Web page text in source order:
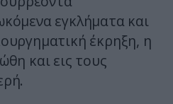
εγκλήματα και
έκρηξη, η
και εις τους